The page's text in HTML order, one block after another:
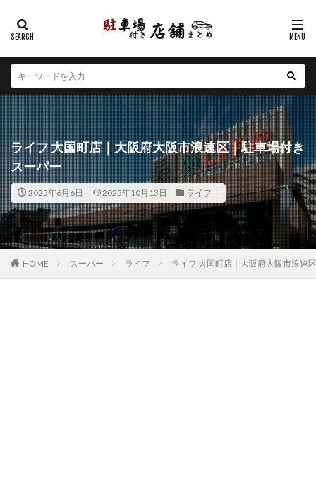
ライフ 大国町店｜大阪府大阪市浪速区｜駐車場付き
スーパー
2025年6月6日 2025年10月13日 ライフ
HOME スーパー ライフ ライフ 大国町店｜大阪府大阪市浪速
カテゴリー
エリア
北海道 青森県 岩手県 宮城県
秋田県
山形県
福島県 茨城県 栃木県
群馬県
埼玉県
千葉県 東京都 神奈川県
新潟県
山梨県
長野県 富山県 石川県
福井県
岐阜県
静岡県 愛知県 三重県
滋賀県
京都府
大阪府 兵庫県
和歌山県
鳥取県
島根県 岡山県 広島県
徳島県
香川県 愛媛県 高知県
福岡県
佐賀県
長崎県 熊本県 大分県
宮崎県